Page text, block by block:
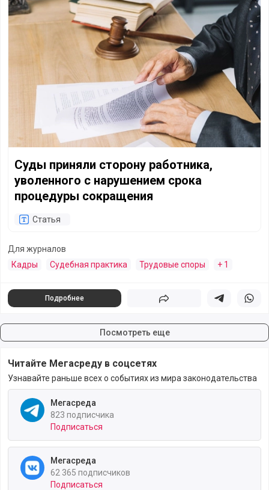
Суды приняли сторону работника,
уволенного с нарушением срока
процедуры сокращения
Статья
Для журналов
Кадры
Судебная практика Трудовые споры + 1
Подробнее Поделиться Поделиться в
Посмотреть еще
Читайте Мегасреду в соцсетях
Узнавайте раньше всех о событиях из мира законодательства
Мегасреда
823 подписчика
Подписаться
Мегасреда
62 365 подписчиков
Подписаться